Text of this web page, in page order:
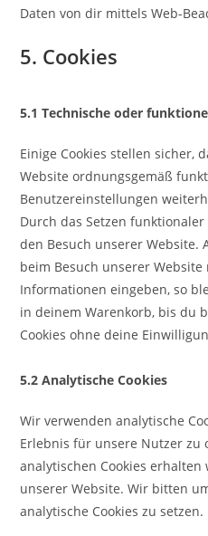
Daten von dir mittels Web-
5. Cookies
5.1 Technische oder
Einige Cookies stellen sicher,
Website ordnungsgemäß
Benutzereinstellungen
Durch das Setzen
den Besuch unserer Website.
beim Besuch unserer
Informationen eingeben, so
in deinem Warenkorb, bis du
Cookies ohne deine
5.2 Analytische Cookies
Wir verwenden analytische
Erlebnis für unsere Nutzer zu
analytischen Cookies
unserer Website. Wir bitten
analytische Cookies zu setzen.